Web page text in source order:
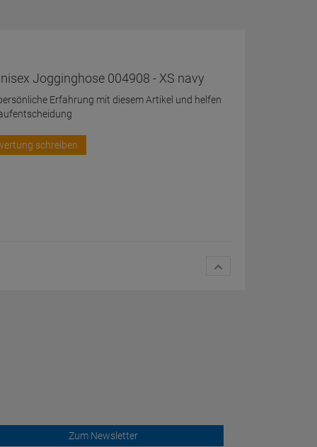
Jogginghose 004908 - XS navy
Erfahrung mit diesem Artikel und helfen
schreiben
Zum Newsletter